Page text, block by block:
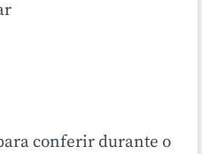
conferir durante o